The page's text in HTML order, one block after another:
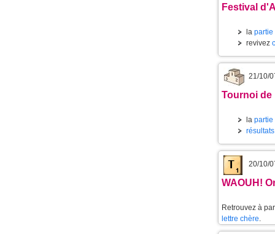
Festival
la partie
revivez
21/10/
Tournoi de
la partie
20/10/
WAOUH!
Retrouvez à
lettre chère